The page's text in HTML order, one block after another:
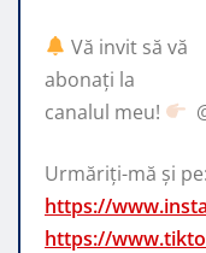
Vă invit să vă
abonați la
canalul meu!
Urmăriți-mă și pe:
https://
https://